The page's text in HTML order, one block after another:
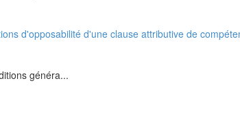
d'opposabilité d'une clause attributive de
généra...